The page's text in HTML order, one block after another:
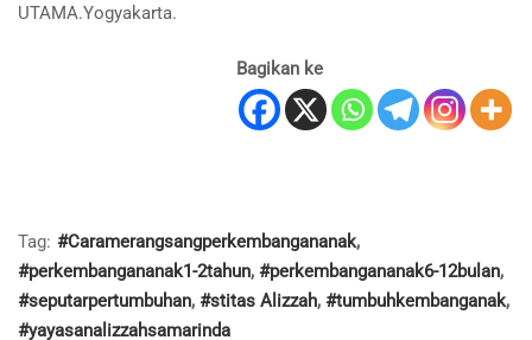
UTAMA.Yogyakarta.
Bagikan ke
Tag: #Caramerangsangperkembangananak,
#perkembangananak1-2tahun, #perkembangananak6-12bulan,
#seputarpertumbuhan, #stitas Alizzah, #tumbuhkembanganak,
#yayasanalizzahsamarinda